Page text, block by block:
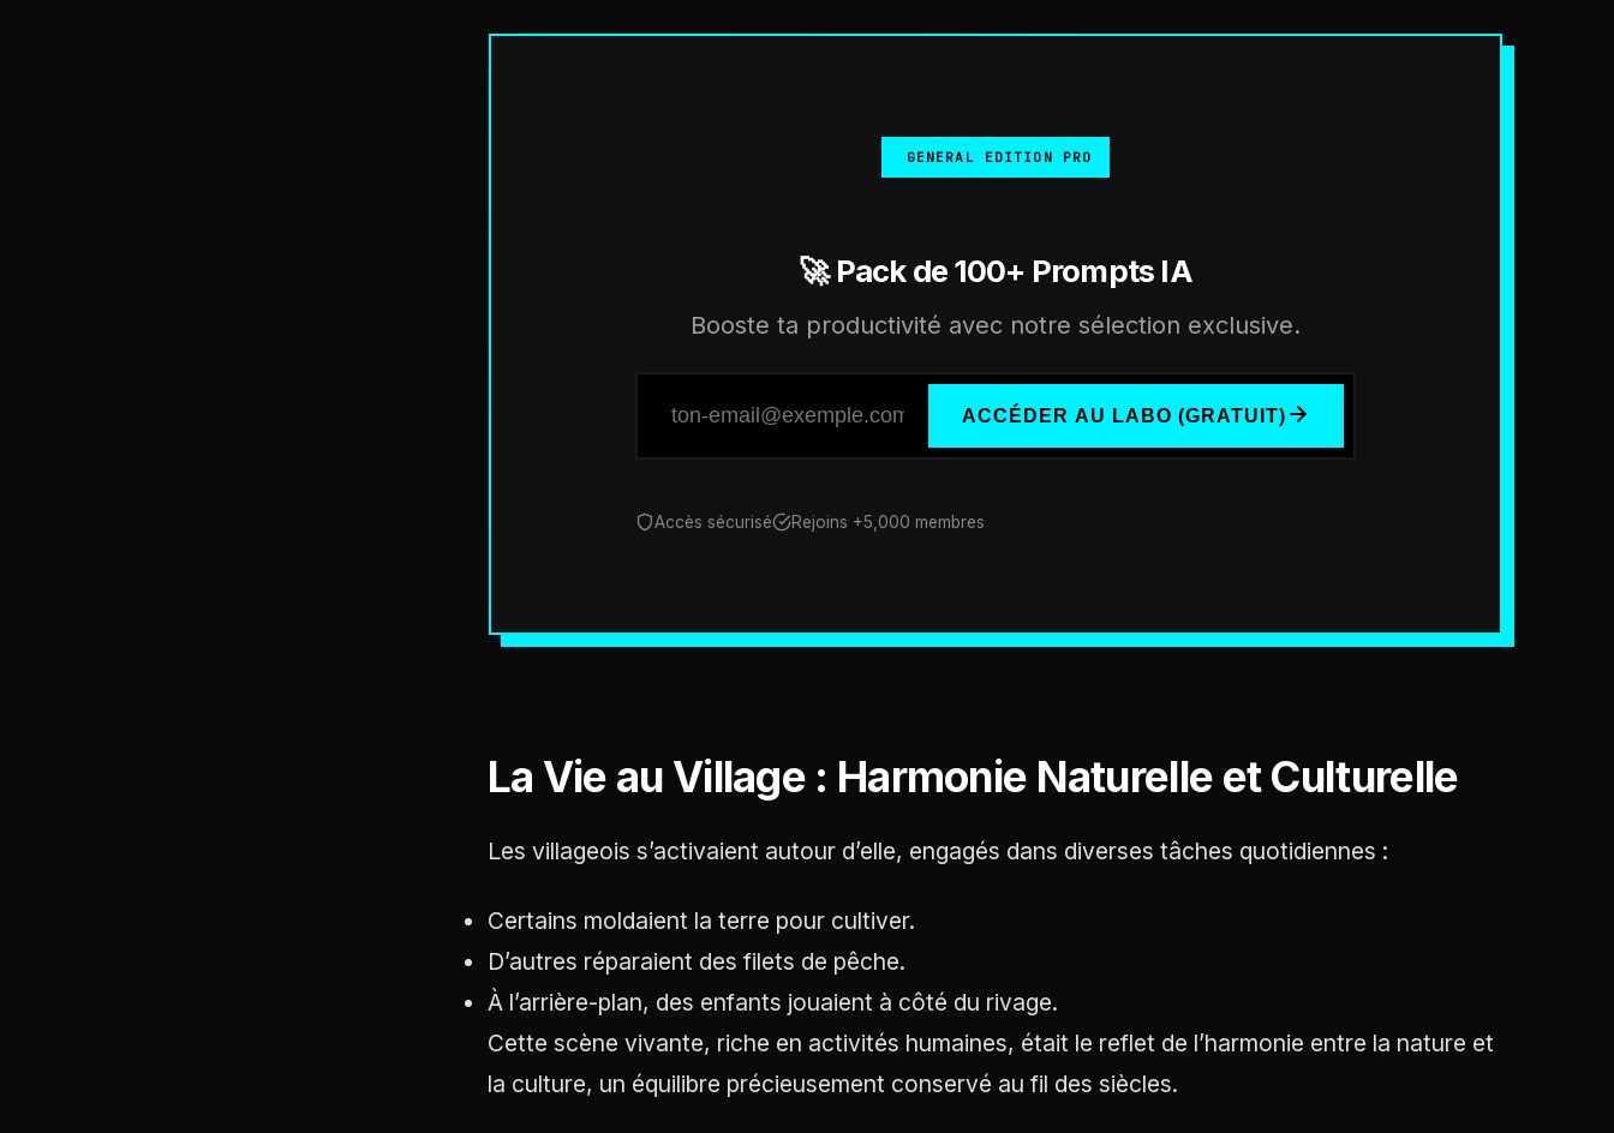
GENERAL EDITION PRO
🚀 Pack de 100+ Prompts IA
Booste ta productivité avec notre sélection exclusive.
ACCÉDER AU LABO (GRATUIT)
Accès sécurisé Rejoins +5,000 membres
La Vie au Village : Harmonie Naturelle et Culturelle
Les villageois s’activaient autour d’elle, engagés dans diverses tâches quotidiennes :
Certains moldaient la terre pour cultiver.
D’autres réparaient des filets de pêche.
À l’arrière-plan, des enfants jouaient à côté du rivage.
Cette scène vivante, riche en activités humaines, était le reflet de l’harmonie entre la nature et
la culture, un équilibre précieusement conservé au fil des siècles.